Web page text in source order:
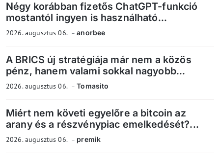
Négy korábban fizetős ChatGPT-funkció
mostantól ingyen is használható...
2026. augusztus 06. anorbee
A BRICS új stratégiája már nem a közös
pénz, hanem valami sokkal nagyobb...
2026. augusztus 06. Tomasito
Miért nem követi egyelőre a bitcoin az
arany és a részvénypiac emelkedését?...
2026. augusztus 06. premik